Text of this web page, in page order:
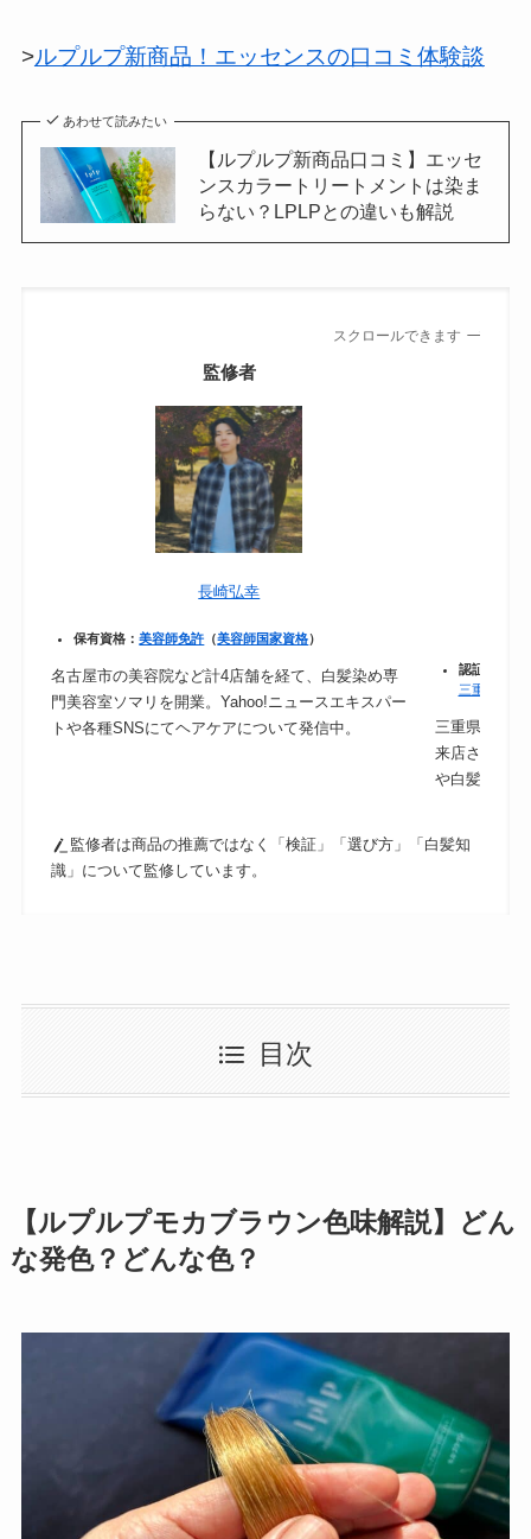
>ルプルプ新商品！エッセンスの口コミ体験談
あわせて読みたい
【ルプルプ新商品口コミ】エッセ
ンスカラートリートメントは染ま
らない？LPLPとの違いも解説
スクロールできます
監修者
長崎弘幸
保有資格：美容師免許 （美容師国家資格）
名古屋市の美容院など計4店舗を経て、白髪染め専
門美容室ソマリを開業。Yahoo!ニュースエキスパー
トや各種SNSにてヘアケアについて発信中。
認証：
三重県｜食
三重県津市
来店される
や白髪ケア
監修者は商品の推薦ではなく「検証」「選び方」「白髪知
識」について監修しています。
目次
【ルプルプモカブラウン色味解説】どん
な発色？どんな色？